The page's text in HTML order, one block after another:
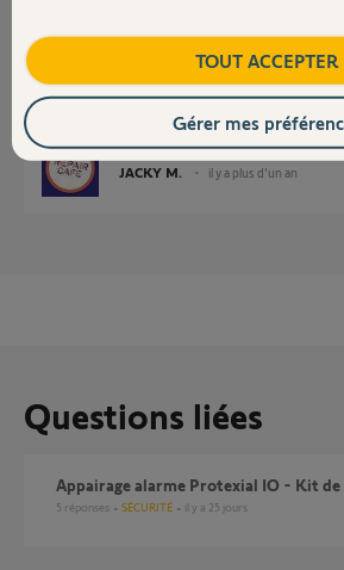
Normalement il faut internet.
Avec votre smartphone, créer un point d'accès
Ensuite installer l'alarme en la connectant sur le
JACKY M. il y a plus d'un an
Questions liées
Appairage alarme Protexial IO - Kit
5 réponses SÉCURITÉ il y a 25 jours
TOUT ACCEPTER
Gérer mes